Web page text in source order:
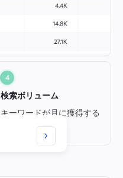
検索ボリューム
キーワードが月に獲得する
トラフィック量